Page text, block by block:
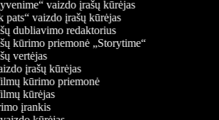
vaizdo įrašų kūrėjas
vaizdo įrašų kūrėjas
dubliavimo redaktorius
kūrimo priemonė „Storytime“
vertėjas
įrašų kūrėjas
kūrimo priemonė
kūrėjas
įrankis